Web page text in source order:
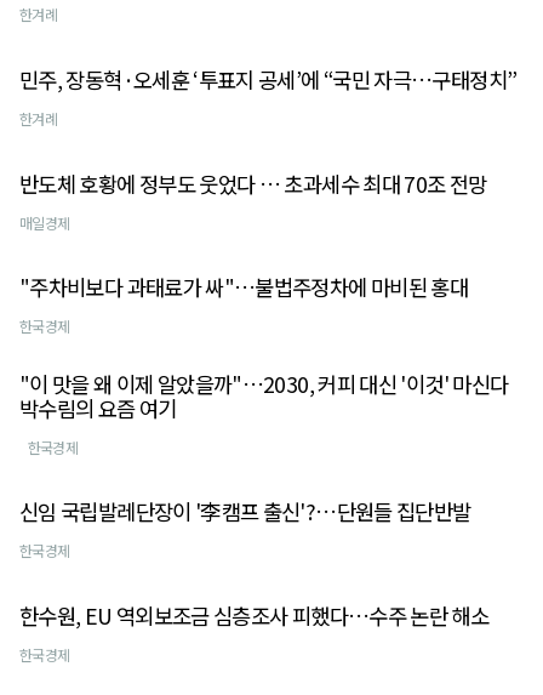
한겨례
민주, 장동혁·오세훈 ‘투표지 공세’에 “국민 자극…구태정치”
한겨례
반도체 호황에 정부도 웃었다 … 초과세수 최대 70조 전망
매일경제
"주차비보다 과태료가 싸"…불법주정차에 마비된 홍대
한국경제
"이 맛을 왜 이제 알았을까"…2030, 커피 대신 '이것' 마신다
박수림의 요즘 여기
한국경제
신임 국립발레단장이 '李캠프 출신'?…단원들 집단반발
한국경제
한수원, EU 역외보조금 심층조사 피했다…수주 논란 해소
한국경제